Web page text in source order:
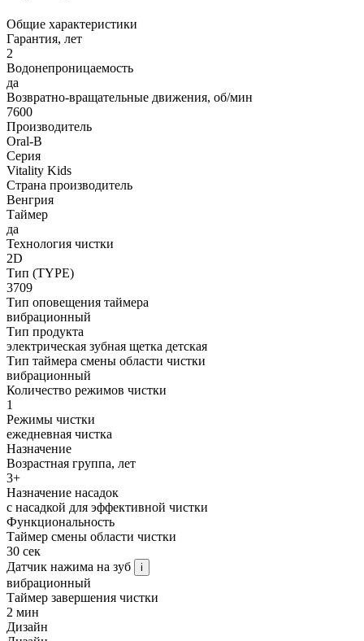
Общие характеристики
Гарантия, лет
2
Водонепроницаемость
да
Возвратно-вращательные движения, об/мин
7600
Производитель
Oral-B
Серия
Vitality Kids
Страна производитель
Венгрия
Таймер
да
Технология чистки
2D
Тип (TYPE)
3709
Тип оповещения таймера
вибрационный
Тип продукта
электрическая зубная щетка детская
Тип таймера смены области чистки
вибрационный
Количество режимов чистки
1
Режимы чистки
ежедневная чистка
Назначение
Возрастная группа, лет
3+
Назначение насадок
с насадкой для эффективной чистки
Функциональность
Таймер смены области чистки
30 сек
Датчик нажима на зуб
i
вибрационный
Таймер завершения чистки
2 мин
Дизайн